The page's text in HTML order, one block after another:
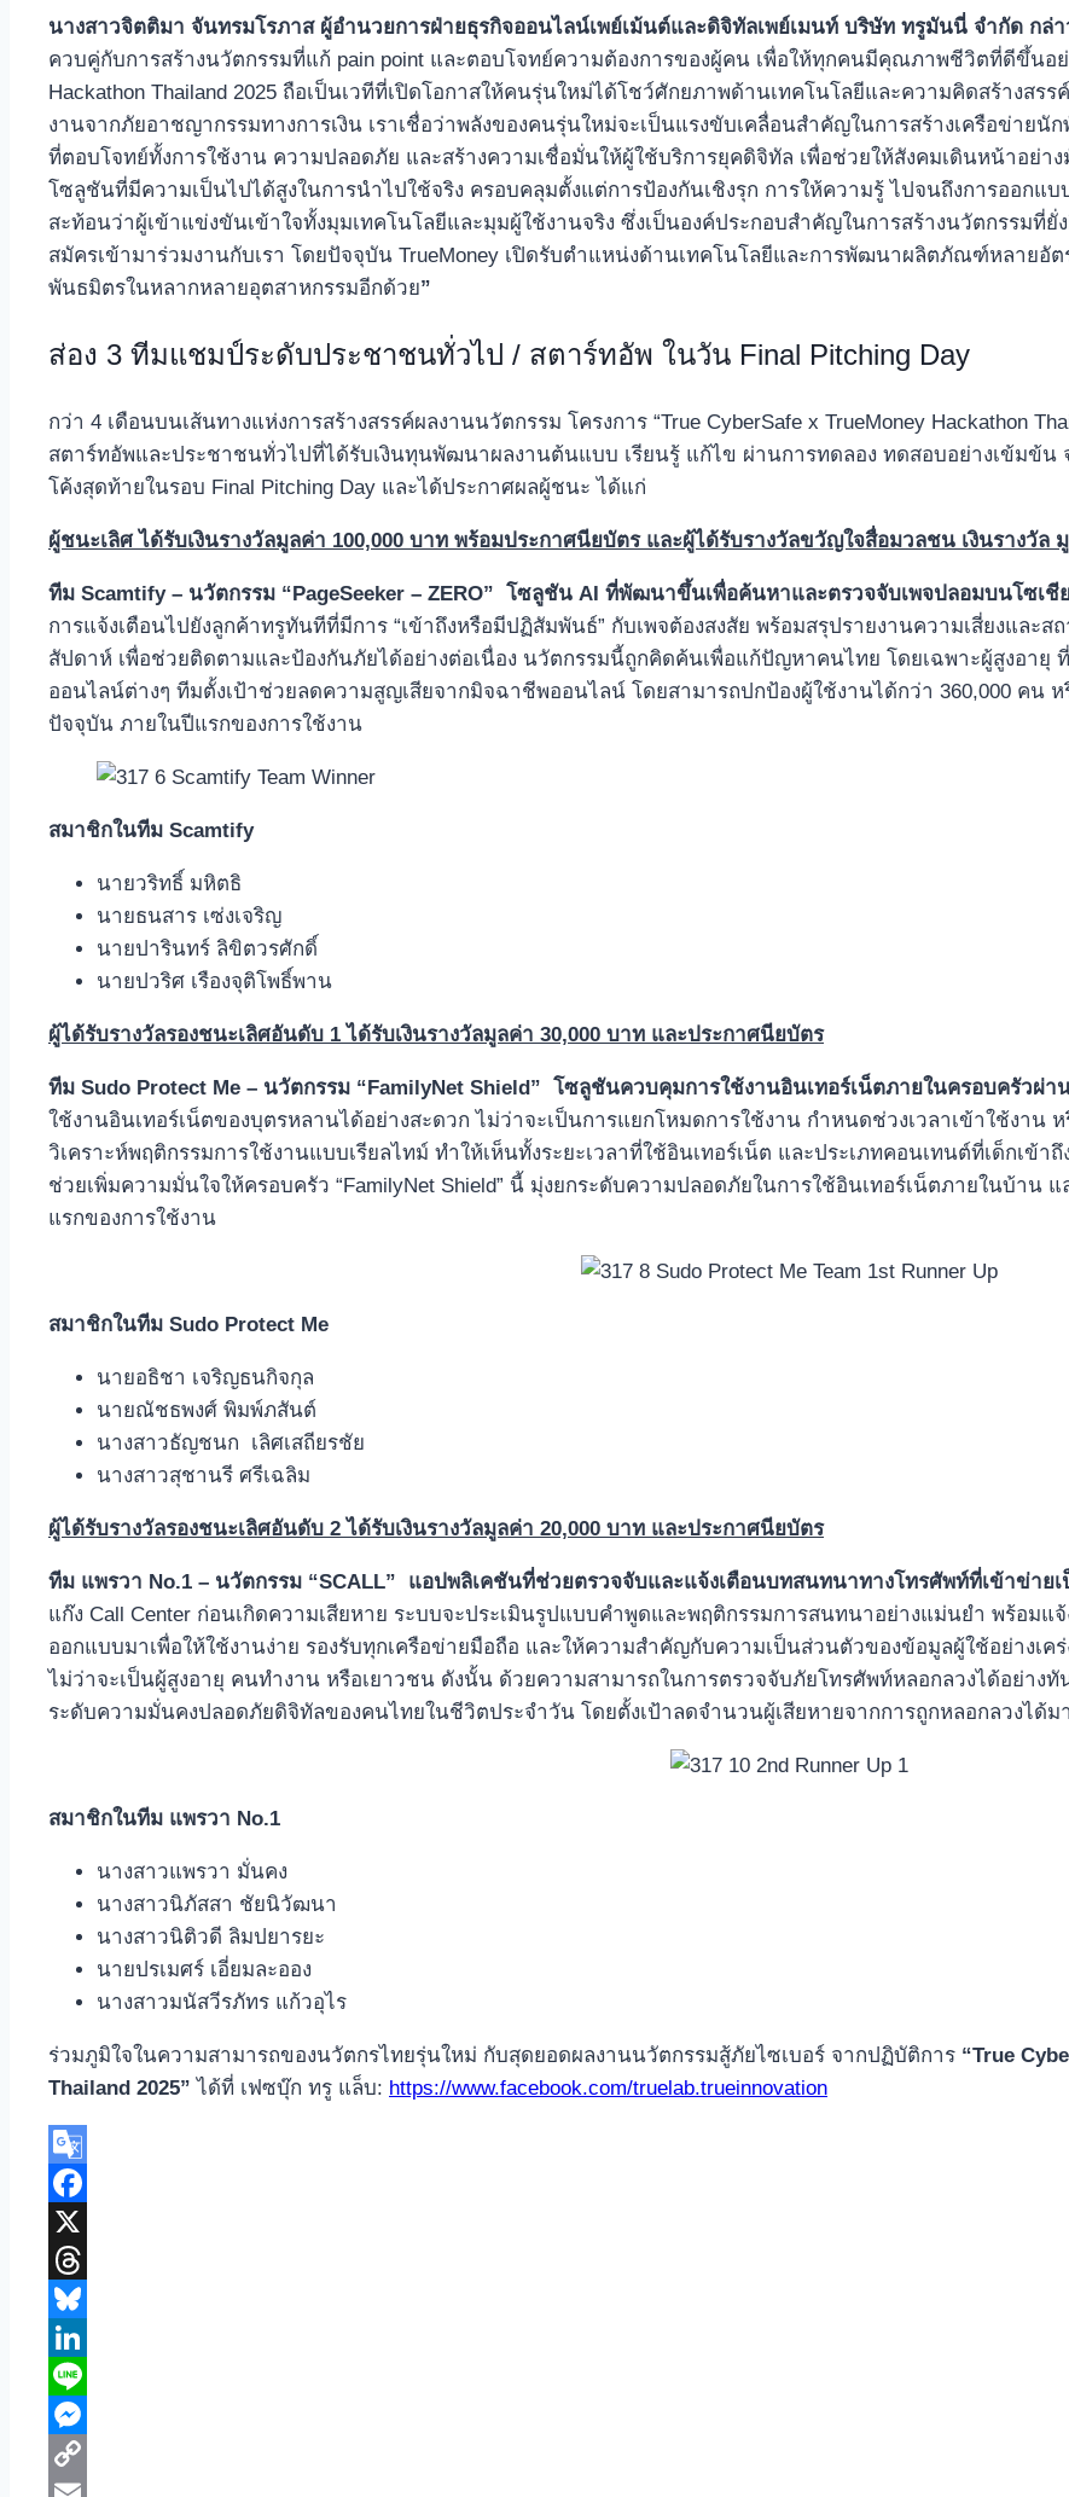
นางสาวจิตติมา จันทรมโรภาส ผู้อำนวยการฝ่ายธุรกิจออนไลน์เพย์เม้นต์และดิจิทัลเพย์เมนท์ บริษัท ทรูมันนี่ จำกัด กล่
ควบคู่กับการสร้างนวัตกรรมที่แก้ pain point และตอบโจทย์ความต้องการของผู้คน เพื่อให้ทุกคนมีคุณภาพชีวิตที่ดีขึ้นอย่า
Hackathon Thailand 2025 ถือเป็นเวทีที่เปิดโอกาสให้คนรุ่นใหม่ได้โชว์ศักยภาพด้านเทคโนโลยีและความคิดสร้างส
งานจากภัยอาชญากรรมทางการเงิน เราเชื่อว่าพลังของคนรุ่นใหม่จะเป็นแรงขับเคลื่อนสำคัญในการสร้างเครือข่าย
ที่ตอบโจทย์ทั้งการใช้งาน ความปลอดภัย และสร้างความเชื่อมั่นให้ผู้ใช้บริการยุคดิจิทัล เพื่อช่วยให้สังคมเดินหน้าอย่า
โซลูชันที่มีความเป็นไปได้สูงในการนำไปใช้จริง ครอบคลุมตั้งแต่การป้องกันเชิงรุก การให้ความรู้ ไปจนถึงการออกแ
สะท้อนว่าผู้เข้าแข่งขันเข้าใจทั้งมุมเทคโนโลยีและมุมผู้ใช้งานจริง ซึ่งเป็นองค์ประกอบสำคัญในการสร้างนวัตกรรมที่ยั่
สมัครเข้ามาร่วมงานกับเรา โดยปัจจุบัน TrueMoney เปิดรับตำแหน่งด้านเทคโนโลยีและการพัฒนาผลิตภัณฑ์หลายอั
พันธมิตรในหลากหลายอุตสาหกรรมอีกด้วย”
ส่อง 3 ทีมแชมป์ระดับประชาชนทั่วไป / สตาร์ทอัพ ในวัน Final Pitching Day
กว่า 4 เดือนบนเส้นทางแห่งการสร้างสรรค์ผลงานนวัตกรรม โครงการ “True CyberSafe x TrueMoney Hackathon
สตาร์ทอัพและประชาชนทั่วไปที่ได้รับเงินทุนพัฒนาผลงานต้นแบบ เรียนรู้ แก้ไข ผ่านการทดลอง ทดสอบอย่างเข้มข้น
โค้งสุดท้ายในรอบ Final Pitching Day และได้ประกาศผลผู้ชนะ ได้แก่
ผู้ชนะเลิศ ได้รับเงินรางวัลมูลค่า 100,000 บาท พร้อมประกาศนียบัตร และผู้ได้รับรางวัลขวัญใจสื่อมวลชน เงินรางวัล
ทีม Scamtify – นวัตกรรม “PageSeeker – ZERO” โซลูชัน AI ที่พัฒนาขึ้นเพื่อค้นหาและตรวจจับเพจปลอมบนโซเชี
การแจ้งเตือนไปยังลูกค้าทรูทันทีที่มีการ “เข้าถึงหรือมีปฏิสัมพันธ์” กับเพจต้องสงสัย พร้อมสรุปรายงานความเสี่ยงแล
สัปดาห์ เพื่อช่วยติดตามและป้องกันภัยได้อย่างต่อเนื่อง นวัตกรรมนี้ถูกคิดค้นเพื่อแก้ปัญหาคนไทย โดยเฉพาะผู้สูงอายุ
ออนไลน์ต่างๆ ทีมตั้งเป้าช่วยลดความสูญเสียจากมิจฉาชีพออนไลน์ โดยสามารถปกป้องผู้ใช้งานได้กว่า 360,000 คน
ปัจจุบัน ภายในปีแรกของการใช้งาน
สมาชิกในทีม Scamtify
นายวริทธิ์ มหิตธิ
นายธนสาร เซ่งเจริญ
นายปารินทร์ ลิขิตวรศักดิ์
นายปวริศ เรืองจุติโพธิ์พาน
ผู้ได้รับรางวัลรองชนะเลิศอันดับ 1ได้รับเงินรางวัลมูลค่า 30,000 บาท และประกาศนียบัตร
ทีม Sudo Protect Me – นวัตกรรม “FamilyNet Shield” โซลูชันควบคุมการใช้งานอินเทอร์เน็ตภายในครอบครัวผ่าน
ใช้งานอินเทอร์เน็ตของบุตรหลานได้อย่างสะดวก ไม่ว่าจะเป็นการแยกโหมดการใช้งาน กำหนดช่วงเวลาเข้าใช้งาน
วิเคราะห์พฤติกรรมการใช้งานแบบเรียลไทม์ ทำให้เห็นทั้งระยะเวลาที่ใช้อินเทอร์เน็ต และประเภทคอนเทนต์ที่เด็กเข้
ช่วยเพิ่มความมั่นใจให้ครอบครัว “FamilyNet Shield” นี้ มุ่งยกระดับความปลอดภัยในการใช้อินเทอร์เน็ตภายในบ้าน
แรกของการใช้งาน
สมาชิกในทีม Sudo Protect Me
นายอธิชา เจริญธนกิจกุล
นายณัชธพงศ์ พิมพ์ภสันต์
นางสาวธัญชนก เลิศเสถียรชัย
นางสาวสุชานรี ศรีเฉลิม
ผู้ได้รับรางวัลรองชนะเลิศอันดับ 2ได้รับเงินรางวัลมูลค่า 20,000 บาท และประกาศนียบัตร
ทีม แพรวา No.1 – นวัตกรรม “SCALL” แอปพลิเคชันที่ช่วยตรวจจับและแจ้งเตือนบทสนทนาทางโทรศัพท์ที่เข้าข่าย
แก๊ง Call Center ก่อนเกิดความเสียหาย ระบบจะประเมินรูปแบบคำพูดและพฤติกรรมการสนทนาอย่างแม่นยำ พร้อมแจ้
ออกแบบมาเพื่อให้ใช้งานง่าย รองรับทุกเครือข่ายมือถือ และให้ความสำคัญกับความเป็นส่วนตัวของข้อมูลผู้ใช้อย่างเค
ไม่ว่าจะเป็นผู้สูงอายุ คนทำงาน หรือเยาวชน ดังนั้น ด้วยความสามารถในการตรวจจับภัยโทรศัพท์หลอกลวงได้อย่างทั
ระดับความมั่นคงปลอดภัยดิจิทัลของคนไทยในชีวิตประจำวัน โดยตั้งเป้าลดจำนวนผู้เสียหายจากการถูกหลอกลวงได้ม
สมาชิกในทีม แพรวา No.1
นางสาวแพรวา มั่นคง
นางสาวนิภัสสา ชัยนิวัฒนา
นางสาวนิติวดี ลิมปยารยะ
นายปรเมศร์ เอี่ยมละออง
นางสาวมนัสวีรภัทร แก้วอุไร
ร่วมภูมิใจในความสามารถของนวัตกรไทยรุ่นใหม่ กับสุดยอดผลงานนวัตกรรมสู้ภัยไซเบอร์ จากปฏิบัติการ “True
Thailand 2025” ได้ที่ เฟซบุ๊ก ทรู แล็บ: https://www.facebook.com/truelab.trueinnovation
Google
Translate
Facebook
X
Threads
Bluesky
LinkedIn
Line
Messenger
Copy